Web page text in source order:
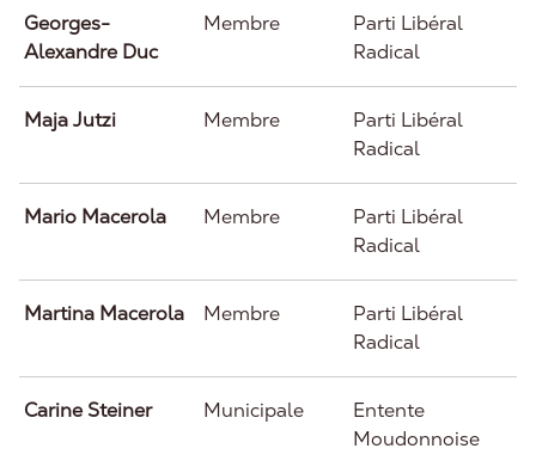
Georges-
Alexandre Duc
Membre
Parti Libéral
Radical
Maja Jutzi Membre
Parti Libéral
Radical
Mario Macerola Membre
Parti Libéral
Radical
Martina Macerola Membre
Parti Libéral
Radical
Carine Steiner Municipale
Entente
Moudonnoise